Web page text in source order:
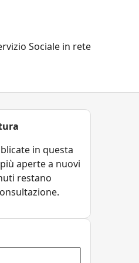
Sociale in rete
in questa
aperte a nuovi
restano